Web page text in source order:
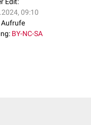
Edit:
09:10
BY-NC-SA